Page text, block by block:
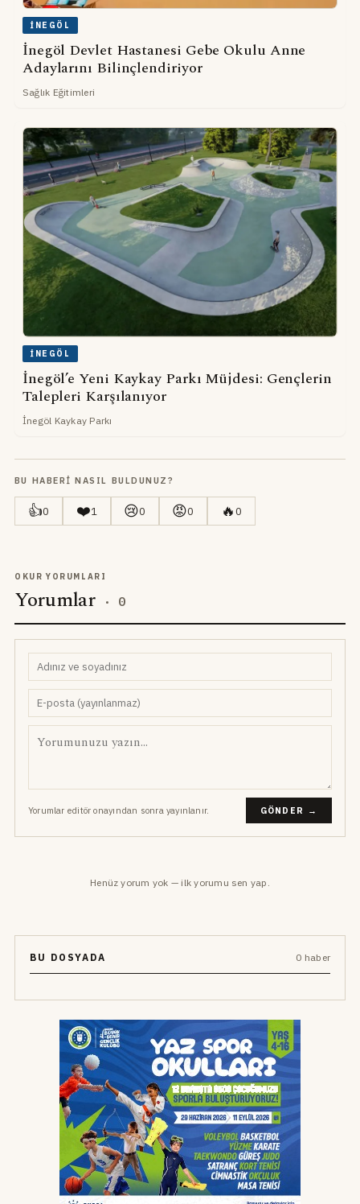
İNEGÖL
İnegöl Devlet Hastanesi Gebe Okulu Anne
Adaylarını Bilinçlendiriyor
Sağlık Eğitimleri
İNEGÖL
İnegöl’e Yeni Kaykay Parkı Müjdesi: Gençlerin
Talepleri Karşılanıyor
İnegöl Kaykay Parkı
BU HABERI NASIL BULDUNUZ?
👍0 ❤️1 😢0 😡0 🔥0
OKUR YORUMLARI
Yorumlar · 0
Yorumlar editör onayından sonra yayınlanır. GÖNDER →
Henüz yorum yok — ilk yorumu sen yap.
BU DOSYADA 0 haber